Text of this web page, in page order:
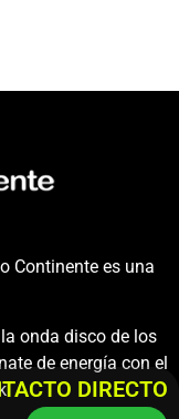
Continente es una
onda disco de los
de energía con el
DIRECTO